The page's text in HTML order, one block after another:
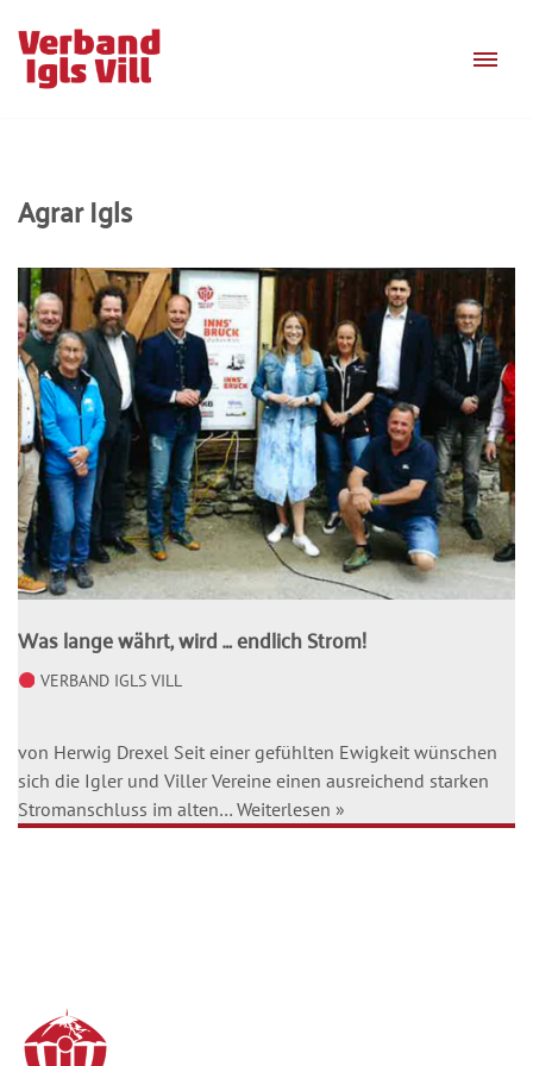
Zum
Inhalt
Agrar Igls
Was lange währt, wird … endlich Strom!
VERBAND IGLS VILL
von Herwig Drexel Seit einer gefühlten Ewigkeit wünschen
sich die Igler und Viller Vereine einen ausreichend starken
Stromanschluss im alten… Weiterlesen »